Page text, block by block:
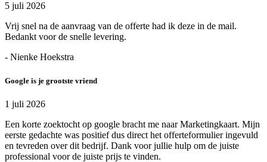
5 juli 2026
Vrij snel na de aanvraag van de offerte had ik deze in de mail.
Bedankt voor de snelle levering.
- Nienke Hoekstra
Google is je grootste vriend
1 juli 2026
Een korte zoektocht op google bracht me naar Marketingkaart. Mijn
eerste gedachte was positief dus direct het offerteformulier ingevuld
en tevreden over dit bedrijf. Dank voor jullie hulp om de juiste
professional voor de juiste prijs te vinden.